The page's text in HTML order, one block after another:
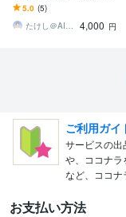
y、ChatGPTなどのツール
で使えます
5.0 (5)
たけし＠AIマーケター
4,000 円
ご利用ガイ
サービスの
や、ココナラ
など、ココナ
お支払い方法